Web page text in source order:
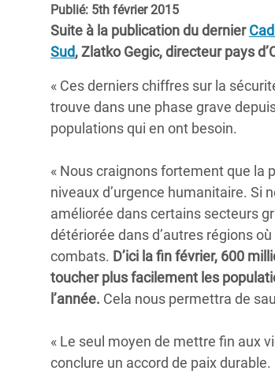
Conflits et Catastrophes
Inégalités Extrêmes et
Inequality and Rights in a
Digital Age
#MonClimatMonAvenir
Mettons Fin à la Souffrance qui
Les Violences Faites aux
Filles, Ça Suffit !
Publié: 5th février 2015
Suite à la publication du dernier
Sud, Zlatko Gegic, directeur pays
« Ces derniers chiffres sur la
trouve dans une phase grave
populations qui en ont besoin.
« Nous craignons fortement que la
niveaux d’urgence humanitaire. Si
améliorée dans certains secteurs
détériorée dans d’autres régions
combats. D’ici la fin février, 600
toucher plus facilement les
l’année. Cela nous permettra de
« Le seul moyen de mettre fin aux
conclure un accord de paix